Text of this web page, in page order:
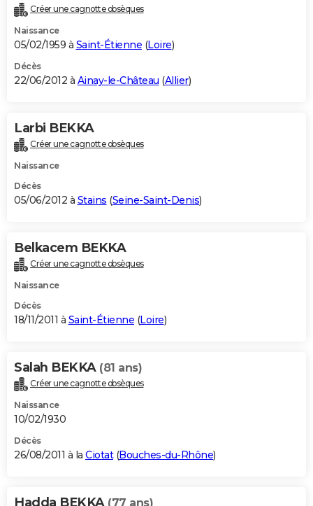
Créer une cagnotte obsèques
Naissance
05/02/1959 à Saint-Étienne (Loire)
Décès
22/06/2012 à Ainay-le-Château (Allier)
Larbi BEKKA
Créer une cagnotte obsèques
Naissance
Décès
05/06/2012 à Stains (Seine-Saint-Denis)
Belkacem BEKKA
Créer une cagnotte obsèques
Naissance
Décès
18/11/2011 à Saint-Étienne (Loire)
Salah BEKKA (81 ans)
Créer une cagnotte obsèques
Naissance
10/02/1930
Décès
26/08/2011 à la Ciotat(Bouches-du-Rhône)
Hadda BEKKA (77 ans)